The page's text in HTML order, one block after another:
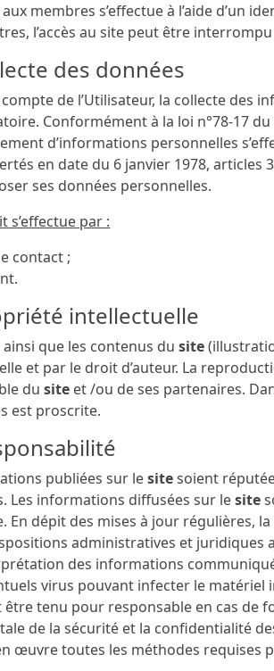
membres s’effectue à l’aide d’un
l’accès au site peut être
des données
de l’Utilisateur, la collecte des
Conformément à la loi n°78-17
d’informations personnelles
en date du 6 janvier 1978, articles
ses données personnelles.
s’effectue par :
contact ;
intellectuelle
ainsi que les contenus dusite
et par le droit d’auteur. La
dusite et /ou de ses partenaires.
est proscrite.
publiées sur lesitesoient
Les informations diffusées sur lesite
En dépit des mises à jour régulières,
administratives et juridiques
des informations
virus pouvant infecter le matériel
être tenu pour responsable en cas de
de la sécurité et la confidentialité
œuvre toutes les méthodes requises